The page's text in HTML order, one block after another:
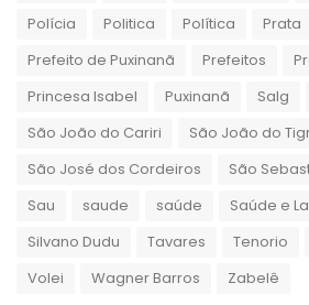
Polícia
Politica Política Prata
Prefeito de Puxinanã
Prefeitos
Princesa Isabel
Puxinanã Salg
São João do Cariri
São João do
São José dos Cordeiros
São
Sau
saude saúde Saúde e
Silvano Dudu
Tavares Tenorio
Volei
Wagner Barros Zabelê